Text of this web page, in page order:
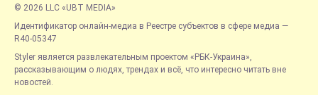
© 2026 LLC «UBT MEDIA»
Идентификатор онлайн-медиа в Реестре субъектов в сфере медиа —
R40-05347
Styler является развлекательным проектом «РБК-Украина»,
рассказывающим о людях, трендах и всё, что интересно читать вне
новостей.